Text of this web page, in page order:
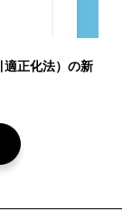
適正化法）の新